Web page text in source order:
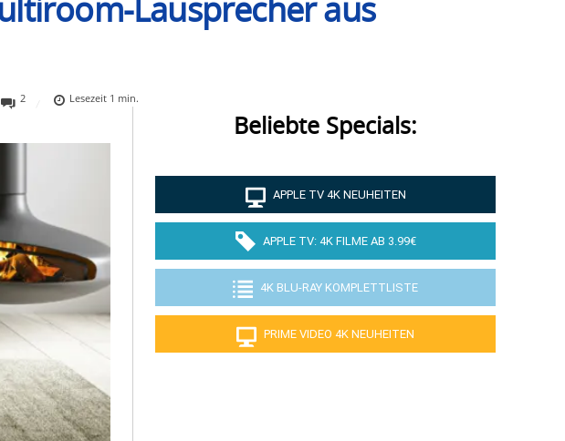
Lausprecher aus
2 Lesezeit 1 min.
Beliebte Specials:
APPLE TV 4K NEUHEITEN
APPLE TV: 4K FILME AB 3.99€
4K BLU-RAY KOMPLETTLISTE
PRIME VIDEO 4K NEUHEITEN